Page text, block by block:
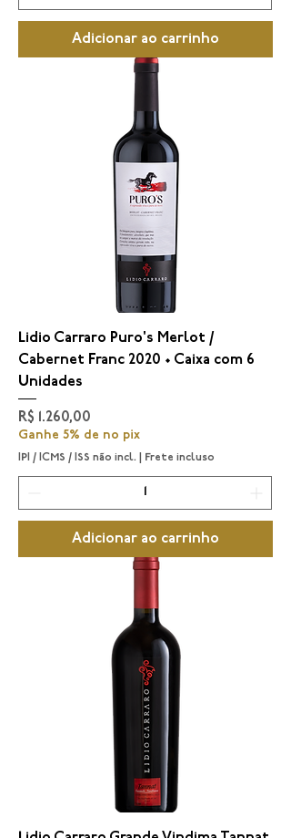
Adicionar ao carrinho
Lidio Carraro Puro's Merlot /
Cabernet Franc 2020 • Caixa com 6
Unidades
Preço
R$ 1.260,00
Ganhe 5% de no pix
IPI / ICMS / ISS não incl. Frete incluso
Adicionar ao carrinho